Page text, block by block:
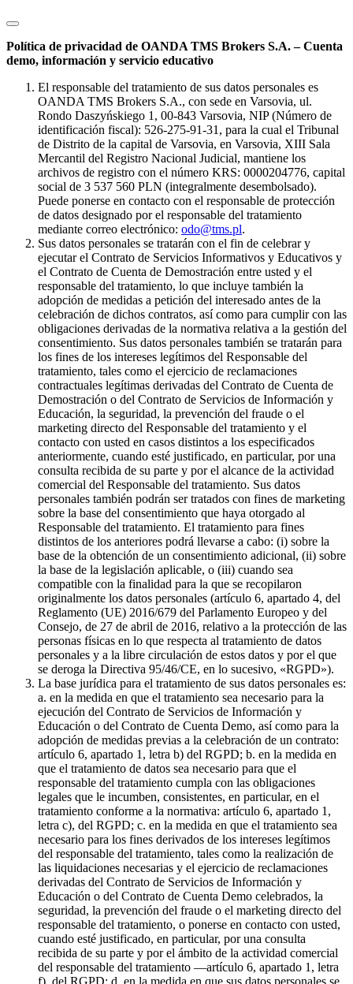
Política de privacidad de OANDA TMS Brokers S.A. – Cuenta
demo, información y servicio educativo
El responsable del tratamiento de sus datos personales es
OANDA TMS Brokers S.A., con sede en Varsovia, ul.
Rondo Daszyńskiego 1, 00-843 Varsovia, NIP (Número de
identificación fiscal): 526-275-91-31, para la cual el Tribunal
de Distrito de la capital de Varsovia, en Varsovia, XIII Sala
Mercantil del Registro Nacional Judicial, mantiene los
archivos de registro con el número KRS: 0000204776, capital
social de 3 537 560 PLN (integralmente desembolsado).
Puede ponerse en contacto con el responsable de protección
de datos designado por el responsable del tratamiento
mediante correo electrónico: odo@tms.pl.
Sus datos personales se tratarán con el fin de celebrar y
ejecutar el Contrato de Servicios Informativos y Educativos y
el Contrato de Cuenta de Demostración entre usted y el
responsable del tratamiento, lo que incluye también la
adopción de medidas a petición del interesado antes de la
celebración de dichos contratos, así como para cumplir con las
obligaciones derivadas de la normativa relativa a la gestión del
consentimiento. Sus datos personales también se tratarán para
los fines de los intereses legítimos del Responsable del
tratamiento, tales como el ejercicio de reclamaciones
contractuales legítimas derivadas del Contrato de Cuenta de
Demostración o del Contrato de Servicios de Información y
Educación, la seguridad, la prevención del fraude o el
marketing directo del Responsable del tratamiento y el
contacto con usted en casos distintos a los especificados
anteriormente, cuando esté justificado, en particular, por una
consulta recibida de su parte y por el alcance de la actividad
comercial del Responsable del tratamiento. Sus datos
personales también podrán ser tratados con fines de marketing
sobre la base del consentimiento que haya otorgado al
Responsable del tratamiento. El tratamiento para fines
distintos de los anteriores podrá llevarse a cabo: (i) sobre la
base de la obtención de un consentimiento adicional, (ii) sobre
la base de la legislación aplicable, o (iii) cuando sea
compatible con la finalidad para la que se recopilaron
originalmente los datos personales (artículo 6, apartado 4, del
Reglamento (UE) 2016/679 del Parlamento Europeo y del
Consejo, de 27 de abril de 2016, relativo a la protección de las
personas físicas en lo que respecta al tratamiento de datos
personales y a la libre circulación de estos datos y por el que
se deroga la Directiva 95/46/CE, en lo sucesivo, «RGPD»).
La base jurídica para el tratamiento de sus datos personales es:
a. en la medida en que el tratamiento sea necesario para la
ejecución del Contrato de Servicios de Información y
Educación o del Contrato de Cuenta Demo, así como para la
adopción de medidas previas a la celebración de un contrato:
artículo 6, apartado 1, letra b) del RGPD; b. en la medida en
que el tratamiento de datos sea necesario para que el
responsable del tratamiento cumpla con las obligaciones
legales que le incumben, consistentes, en particular, en el
tratamiento conforme a la normativa: artículo 6, apartado 1,
letra c), del RGPD; c. en la medida en que el tratamiento sea
necesario para los fines derivados de los intereses legítimos
del responsable del tratamiento, tales como la realización de
las liquidaciones necesarias y el ejercicio de reclamaciones
derivadas del Contrato de Servicios de Información y
Educación o del Contrato de Cuenta Demo celebrados, la
seguridad, la prevención del fraude o el marketing directo del
responsable del tratamiento, o ponerse en contacto con usted,
cuando esté justificado, en particular, por una consulta
recibida de su parte y por el ámbito de la actividad comercial
del responsable del tratamiento —artículo 6, apartado 1, letra
f), del RGPD; d. en la medida en que sus datos personales se